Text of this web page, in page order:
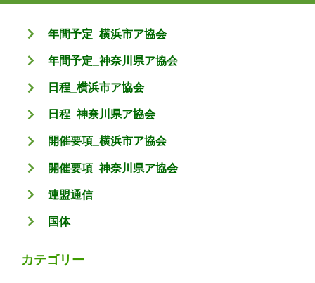
年間予定_横浜市ア協会
年間予定_神奈川県ア協会
日程_横浜市ア協会
日程_神奈川県ア協会
開催要項_横浜市ア協会
開催要項_神奈川県ア協会
連盟通信
国体
カテゴリー